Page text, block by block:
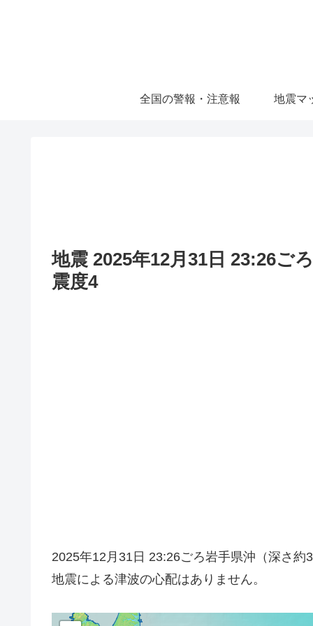
全国の警報・注意報 地震マ
地震 2025年12月31日 23:26ご
震度4
2025年12月31日 23:26ごろ岩手県沖（深さ
地震による津波の心配はありません。